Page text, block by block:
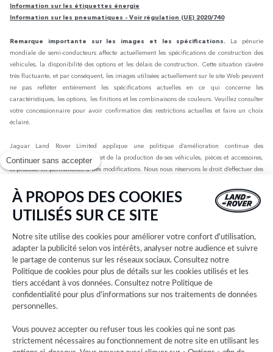
Continuer sans accepter
À PROPOS DES COOKIES
UTILISÉS SUR CE SITE
Notre site utilise des cookies pour améliorer votre confort d'utilisation,
adapter la publicité selon vos intérêts, analyser notre audience et suivre
le partage de contenus sur les réseaux sociaux. Consultez notre
Politique de cookies pour plus de détails sur les cookies utilisés et les
tiers accédant à vos données. Consultez notre Politique de
confidentialité pour plus d'informations sur nos traitements de données
personnelles.
Vous pouvez accepter ou refuser tous les cookies qui ne sont pas
strictement nécessaires au fonctionnement de notre site en utilisant les
Information sur les étiquettes énergie
Information sur les pneumatiques - Voir régulation (UE) 2020/740
Remarque importante sur les images et les spécifications.
La pénurie
mondiale de semi-conducteurs affecte actuellement les spécifications de construction des
véhicules, la disponibilité des options et les délais de construction. Cette situation s’avère
très fluctuante, et par conséquent, les images utilisées actuellement sur le site Web peuvent
ne pas refléter entièrement les spécifications actuelles en ce qui concerne les
caractéristiques, les options, les finitions et les combinaisons de couleurs. Veuillez consulter
votre concessionnaire pour avoir confirmation des restrictions actuelles et faire un choix
éclairé.
Jaguar Land Rover Limited applique une politique d’amélioration continue des
spécifications, de la conception et de la production de ses véhicules, pièces et accessoires,
et procède en permanence à des modifications. Nous nous réservons le droit d’effectuer des
présentées sur ce site Web sont basées sur les spécifications européennes. Elles peuvent
varier selon le marché et être modifiées sans préavis. Certains des véhicules présents sont
dotés d’équipements en option ou d’accessoires installés par le concessionnaire qui peuvent
pour connaître les disponibilités et les tarifs.
Les chiffres fournis sont issus des tests officiels menés par le fabricant conformément à la
législation européenne en vigueur avec une batterie complètement chargée. Depuis le 1er
septembre 2018, les véhicules légers neufs sont réceptionnés en Europe sur la base de la
procédure d'essai harmonisée pour les véhicules légers (WLTP), procédure d'essai
permettant de mesurer la consommation de carburant et les émissions de CO2, plus
consommation de carburant et d’autonomie peuvent varier en fonction de facteurs tels que
le style de conduite, les conditions environnementales, la charge, l’installation des roues,